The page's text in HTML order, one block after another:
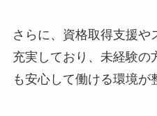
さらに、資格取得支援や
充実しており、未経験の
も安心して働ける環境が